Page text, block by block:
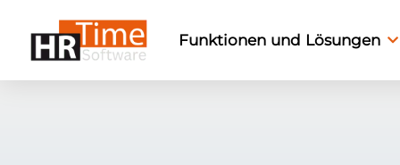
Funktionen und Lösungen